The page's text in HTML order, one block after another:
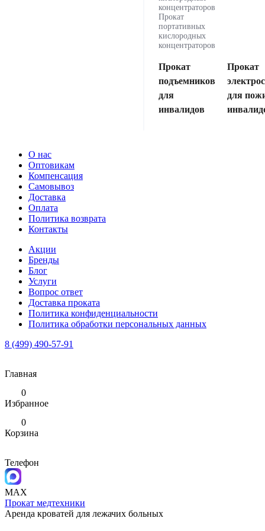
концентраторов
Прокат
портативных
кислородных
концентраторов
Прокат
подъемников
для
инвалидов
Прокат
для
О нас
Оптовикам
Компенсация
Самовывоз
Доставка
Оплата
Политика возврата
Контакты
Акции
Бренды
Блог
Услуги
Вопрос ответ
Доставка проката
Политика конфиденциальности
Политика обработки персональных данных
8 (499) 490-57-91
Главная
0
Избранное
0
Корзина
Телефон
MAX
Прокат медтехники
Аренда кроватей для лежачих больных